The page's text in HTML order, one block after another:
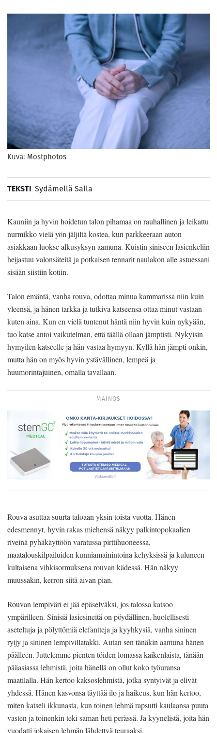
Kuva: Mostphotos
TEKSTI Sydämellä Salla
Kauniin ja hyvin hoidetun talon pihamaa on rauhallinen ja leikattu
nurmikko vielä yön jäljiltä kostea, kun parkkeeraan auton
asiakkaan luokse alkusyksyn aamuna. Kuistin siniseen lasienkeliin
heijastuu valonsäteitä ja potkaisen tennarit naulakon alle astuessani
sisään siistiin kotiin.
Talon emäntä, vanha rouva, odottaa minua kammarissa niin kuin
yleensä, ja hänen tarkka ja tutkiva katseensa ottaa minut vastaan
kuten aina. Kun en vielä tuntenut häntä niin hyvin kuin nykyään,
tuo katse antoi vaikutelman, että täällä ollaan jämptisti. Nykyisin
hymyilen katseelle ja hän vastaa hymyyn. Kyllä hän jämpti onkin,
mutta hän on myös hyvin ystävällinen, lempeä ja
huumorintajuinen, omalla tavallaan.
MAINOS
Rouva asuttaa suurta taloaan yksin toista vuotta. Hänen
edesmennyt, hyvin rakas miehensä näkyy palkintopokaalien
riveinä pyhäkäyttöön varatussa pirttihuoneessa,
maatalouskilpailuiden kunniamainintoina kehyksissä ja kuluneen
kultaisena vihkisormuksena rouvan kädessä. Hän näkyy
muussakin, kerron siitä aivan pian.
Rouvan lempiväri ei jää epäselväksi, jos talossa katsoo
ympärilleen. Sinisiä lasiesineitä on pöydällinen, huolellisesti
aseteltuja ja pölyttömiä elefantteja ja kyyhkysiä, vanha sininen
ryijy ja sininen lempivillatakki. Autan sen tänäkin aamuna hänen
päälleen. Juttelemme pienten töiden lomassa kaikenlaista, tänään
pääasiassa lehmistä, joita hänellä on ollut koko työuransa
maatilalla. Hän kertoo kaksoslehmistä, jotka syntyivät ja elivät
yhdessä. Hänen kasvonsa täyttää ilo ja haikeus, kun hän kertoo,
miten katseli ikkunasta, kun toinen lehmä rapsutti kaulaansa puuta
vasten ja toinenkin teki saman heti perässä. Ja kyynelistä, joita hän
vuodatti jokaisen lehmän lähdettyä teuraaksi.